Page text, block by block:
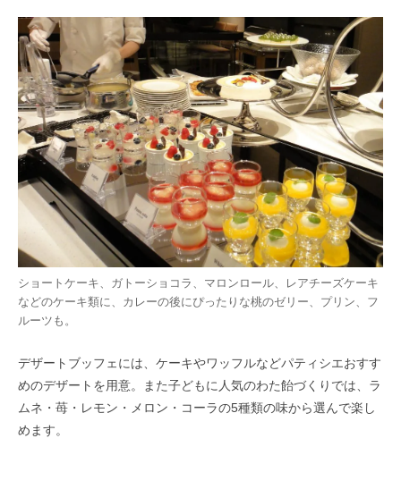
ショートケーキ、ガトーショコラ、マロンロール、レアチーズケーキ
などのケーキ類に、カレーの後にぴったりな桃のゼリー、プリン、フ
ルーツも。
デザートブッフェには、ケーキやワッフルなどパティシエおすす
めのデザートを用意。また子どもに人気のわた飴づくりでは、ラ
ムネ・苺・レモン・メロン・コーラの5種類の味から選んで楽し
めます。